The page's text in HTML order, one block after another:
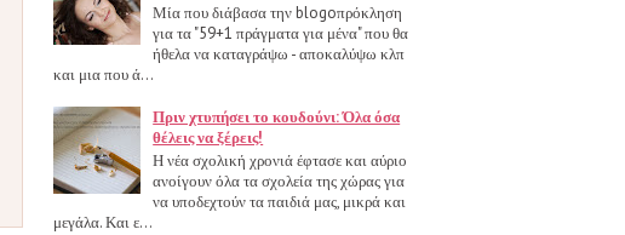
Μία που διάβασα την blogoπρόκληση
για τα "59+1 πράγματα για μένα" που θα
ήθελα να καταγράψω - αποκαλύψω κλπ
και μια που ά...
Πριν χτυπήσει το κουδούνι: Όλα όσα
θέλεις να ξέρεις!
Η νέα σχολική χρονιά έφτασε και αύριο
ανοίγουν όλα τα σχολεία της χώρας για
να υποδεχτούν τα παιδιά μας, μικρά και
μεγάλα. Και ε...